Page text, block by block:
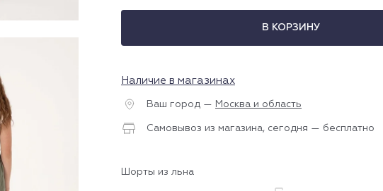
В КОРЗИНУ
Наличие в магазинах
Ваш город — Москва и область
Самовывоз из магазина, сегодня — бесплатно
Шорты из льна